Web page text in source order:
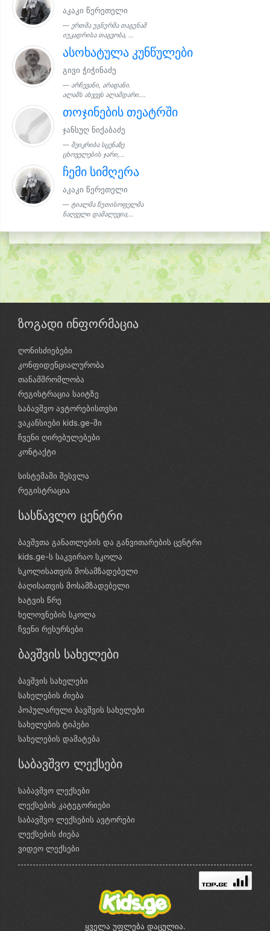
აკაკი წერეთელი
ერთმა უგნურმა თაგუნამ
იუკადრისა თაგვობა, ...
ასოხატულა კუნწულები
გივი ჭიჭინაძე
არჩევანი, არადანი.
ალამს ახვევს ალამდარი....
თოჯინების თეატრში
ჯანსუღ ნიქაბაძე
შეიკრიბა სცენაზე
ცხოველების ჯარი,...
ჩემი სიმღერა
აკაკი წერეთელი
ტიალმა წუთისოფელმა
ნაღველი დამალევია;...
ზოგადი ინფორმაცია
ღონისძიებები
კონფიდენციალურობა
თანამშრომლობა
რეგისტრაცია საიტზე
საბავშვო ავტორებისთვსი
ვაკანსიები kids.ge-ში
ჩვენი ღირებულებები
კონტაქტი
სისტემაში შესვლა
რეგისტრაცია
სასწავლო ცენტრი
ბავშვთა განათლების და განვითარების ცენტრი
kids.ge-ს საკვირაო სკოლა
სკოლისათვის მოსამზადებელი
ბაღისათვის მოსამზადებელი
ხატვის წრე
ხელოვნების სკოლა
ჩვენი რესურსები
ბავშვის სახელები
ბავშვის სახელები
სახელების ძიება
პოპულარული ბავშვის სახელები
სახელების ტიპები
სახელების დამატება
საბავშვო ლექსები
საბავშვო ლექსები
ლექსების კატეგორიები
საბავშვო ლექსების ავტორები
ლექსების ძიება
ვიდეო ლექსები
ყველა უფლება დაცულია.